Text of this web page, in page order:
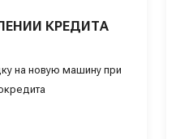
КРЕДИТА
на новую машину при